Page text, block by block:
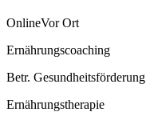
OnlineVor Ort
Ernährungscoaching
Betr. Gesundheitsförderung
Ernährungstherapie